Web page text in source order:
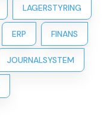
LAGERSTYRING
ERP FINANS
JOURNALSYSTEM